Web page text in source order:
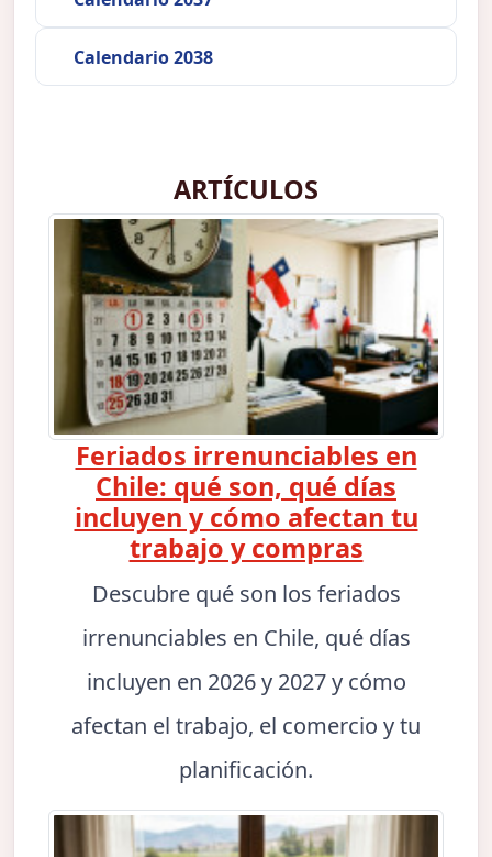
Calendario 2038
ARTÍCULOS
Feriados irrenunciables en
Chile: qué son, qué días
incluyen y cómo afectan tu
trabajo y compras
Descubre qué son los feriados
irrenunciables en Chile, qué días
incluyen en 2026 y 2027 y cómo
afectan el trabajo, el comercio y tu
planificación.